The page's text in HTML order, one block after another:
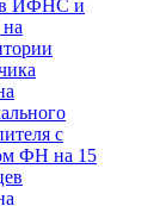
в ИФНС и
с
ФН на 15